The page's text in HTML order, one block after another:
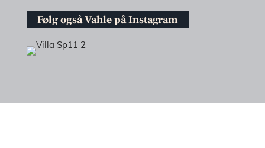
Følg også Vahle på Instagram